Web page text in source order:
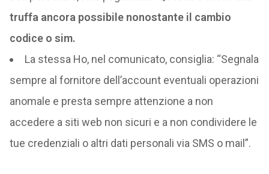
truffa ancora possibile nonostante il cambio
codice o sim.
La stessa Ho, nel comunicato, consiglia: “Segnala
sempre al fornitore dell’account eventuali operazioni
anomale e presta sempre attenzione a non
accedere a siti web non sicuri e a non condividere le
tue credenziali o altri dati personali via SMS o mail”.